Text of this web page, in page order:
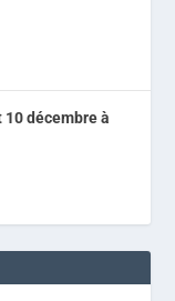
10 décembre à